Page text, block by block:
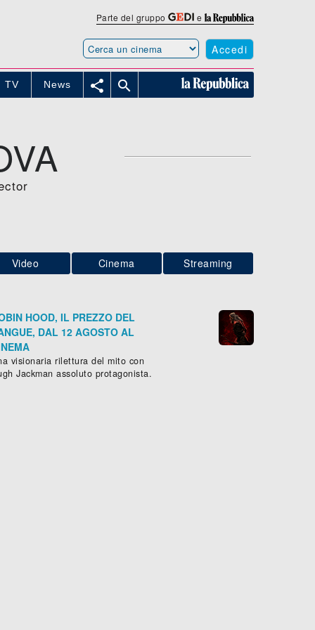
Parte del gruppo e
Accedi
TV News  
Video Cinema Streaming
HOOD, IL PREZZO DEL
DAL 12 AGOSTO AL
visionaria rilettura del mito con
Jackman assoluto protagonista.